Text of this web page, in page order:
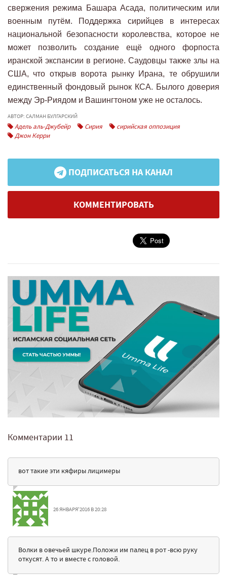
свержения режима Башара Асада, политическим или
военным путём. Поддержка сирийцев в интересах
национальной безопасности королевства, которое не
может позволить создание ещё одного форпоста
иранской экспансии в регионе. Саудовцы также злы на
США, что открыв ворота рынку Ирана, те обрушили
единственный фондовый рынок КСА. Былого доверия
между Эр-Риядом и Вашингтоном уже не осталось.
АВТОР: САЛМАН БУЛГАРСКИЙ
Адель аль-Джубейр Сирия
сирийская оппозиция
Джон Керри
ПОДПИСАТЬСЯ НА КАНАЛ
КОММЕНТИРОВАТЬ
Комментарии 11
вот такие эти кяфиры лицимеры
26 ЯНВАРЯ'2016 В 20:28
Волки в овечьей шкуре.Положи им палец в рот -всю руку
откусят. А то и вместе с головой.